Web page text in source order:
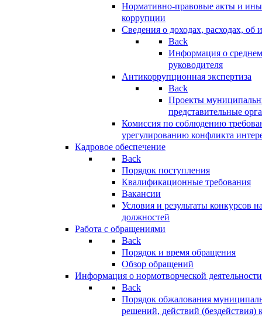
Нормативно-правовые акты и
коррупции
Сведения о доходах, расходах, об
Back
Информация о
руководителя
Антикоррупционная экспертиза
Back
Проекты
представительные
Комиссия по соблюдению
урегулированию конфликта
Кадровое обеспечение
Back
Порядок поступления
Квалификационные требования
Вакансии
Условия и результаты конкурсов
должностей
Работа с обращениями
Back
Порядок и время обращения
Обзор обращений
Информация о нормотворческой деятельности
Back
Порядок обжалования
решений, действий (бездействия)